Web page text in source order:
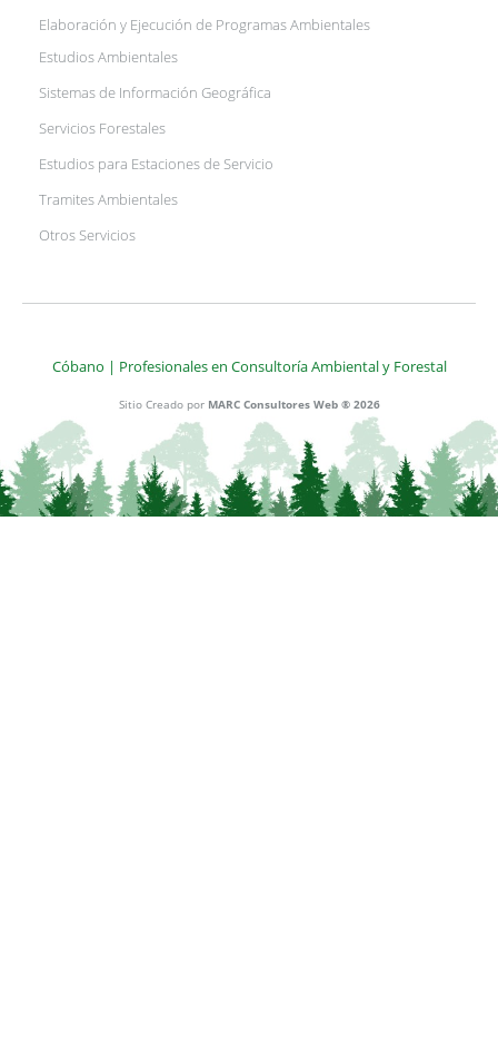
Elaboración y Ejecución de Programas Ambientales
Estudios Ambientales
Sistemas de Información Geográfica
Servicios Forestales
Estudios para Estaciones de Servicio
Tramites Ambientales
Otros Servicios
Cóbano | Profesionales en Consultoría Ambiental y Forestal
Sitio Creado por MARC Consultores Web ® 2026